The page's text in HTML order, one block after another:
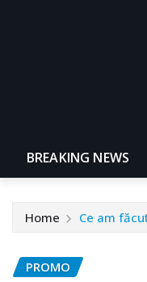
BREAKING NEWS
Home Ce am
PROMO